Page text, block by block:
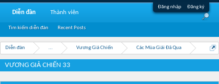
Đăng nhập Đăng ký
Diễn đàn ... Vương Giả Chiến Các Mùa Giải Đã Qua
VƯƠNG GIẢ CHIẾN 33
Diễn đàn
Tìm kiếm diễn đàn Recent Posts
Thành viên